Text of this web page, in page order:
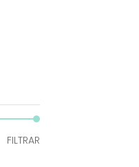
Precio
Precio
FILTRAR